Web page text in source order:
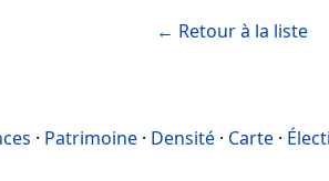
← Retour à la liste
· Patrimoine · Densité · Carte ·